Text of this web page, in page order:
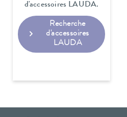
d'accessoires LAUDA.
Recherche
d'accessoires
LAUDA